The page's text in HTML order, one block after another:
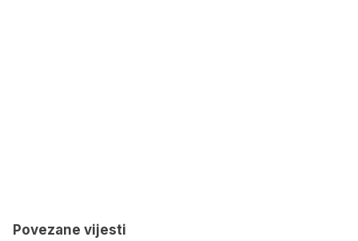
Povezane vijesti